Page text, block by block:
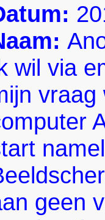
wil via
vraag
geen